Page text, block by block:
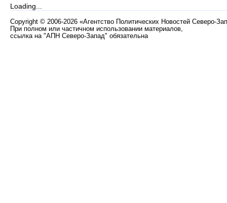
Loading...
Copyright © 2006-2026 «Агентство Политических Новостей Северо-
При полном или частичном использовании материалов,
ссылка на "АПН Северо-Запад" обязательна